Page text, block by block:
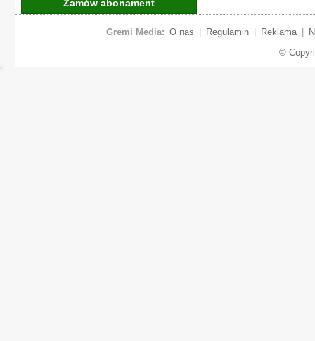
Zamów abonament
Gremi Media: O nas Regulamin Reklama
©